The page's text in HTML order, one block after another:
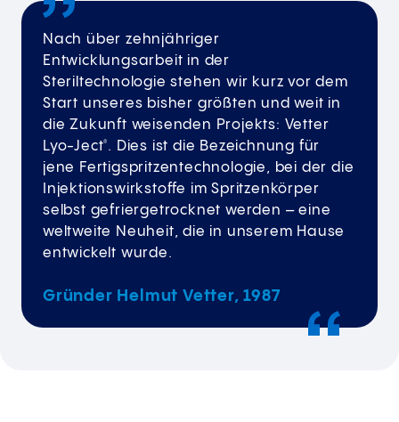
Nach über zehnjähriger
Entwicklungsarbeit in der
Steriltechnologie stehen wir kurz vor dem
Start unseres bisher größten und weit in
die Zukunft weisenden Projekts: Vetter
Lyo-Ject® . Dies ist die Bezeichnung für
jene Fertigspritzentechnologie, bei der die
Injektionswirkstoffe im Spritzenkörper
selbst gefriergetrocknet werden – eine
weltweite Neuheit, die in unserem Hause
entwickelt wurde.
Gründer Helmut Vetter, 1987